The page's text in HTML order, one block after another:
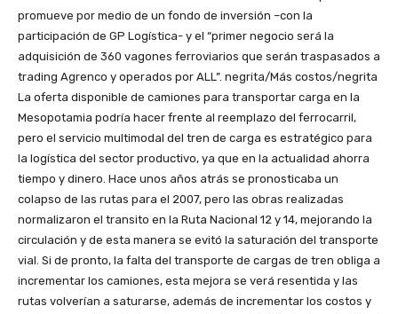
promueve por medio de un fondo de inversión –con la
participación de GP Logística- y el “primer negocio será la
adquisición de 360 vagones ferroviarios que serán traspasados a
trading Agrenco y operados por ALL”. negrita/Más costos/negrita
La oferta disponible de camiones para transportar carga en la
Mesopotamia podría hacer frente al reemplazo del ferrocarril,
pero el servicio multimodal del tren de carga es estratégico para
la logística del sector productivo, ya que en la actualidad ahorra
tiempo y dinero. Hace unos años atrás se pronosticaba un
colapso de las rutas para el 2007, pero las obras realizadas
normalizaron el transito en la Ruta Nacional 12 y 14, mejorando la
circulación y de esta manera se evitó la saturación del transporte
vial. Si de pronto, la falta del transporte de cargas de tren obliga a
incrementar los camiones, esta mejora se verá resentida y las
rutas volverían a saturarse, además de incrementar los costos y